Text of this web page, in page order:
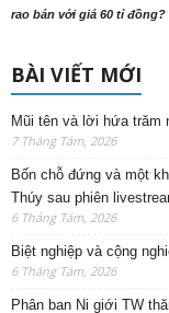
rao bán với giá 60 tỉ đồng?
BÀI VIẾT MỚI
Mũi tên và lời hứa trăm
7 Tháng Tám, 2026
Bốn chỗ đứng và một
Thúy sau phiên
6 Tháng Tám, 2026
Biệt nghiệp và cộng
6 Tháng Tám, 2026
Phân ban Ni giới TW